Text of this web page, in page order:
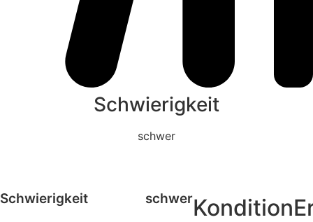
Schwierigkeit
schwer
Schwierigkeit schwerKondition